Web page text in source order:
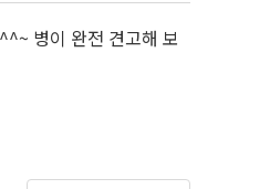
병이 완전 견고해 보